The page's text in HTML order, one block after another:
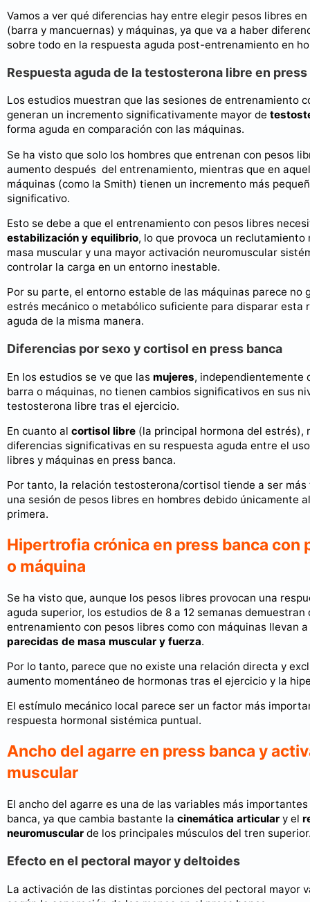
Vamos a ver qué diferencias hay entre elegir pesos libres
(barra y mancuernas) y máquinas, ya que va a haber
sobre todo en la respuesta aguda post-entrenamiento en
Respuesta aguda de la testosterona libre en press
Los estudios muestran que las sesiones de entrenamiento
generan un incremento significativamente mayor de
forma aguda en comparación con las máquinas.
Se ha visto que solo los hombres que entrenan con pesos
aumento después del entrenamiento, mientras que en
máquinas (como la Smith) tienen un incremento más
significativo.
Esto se debe a que el entrenamiento con pesos libres
estabilización y equilibrio, lo que provoca un reclutamiento
masa muscular y una mayor activación neuromuscular
controlar la carga en un entorno inestable.
Por su parte, el entorno estable de las máquinas parece no
estrés mecánico o metabólico suficiente para disparar esta
aguda de la misma manera.
Diferencias por sexo y cortisol en press banca
En los estudios se ve que las mujeres, independientemente
barra o máquinas, no tienen cambios significativos en sus
testosterona libre tras el ejercicio.
En cuanto al cortisol libre (la principal hormona del estrés),
diferencias significativas en su respuesta aguda entre el
libres y máquinas en press banca.
Por tanto, la relación testosterona/cortisol tiende a ser
una sesión de pesos libres en hombres debido únicamente
primera.
Hipertrofia crónica en press banca con
o máquina
Se ha visto que, aunque los pesos libres provocan una
aguda superior, los estudios de 8 a 12 semanas
entrenamiento con pesos libres como con máquinas llevan a
parecidas de masa muscular y fuerza.
Por lo tanto, parece que no existe una relación directa y
aumento momentáneo de hormonas tras el ejercicio y la
El estímulo mecánico local parece ser un factor más
respuesta hormonal sistémica puntual.
Ancho del agarre en press banca y
muscular
El ancho del agarre es una de las variables más
banca, ya que cambia bastante la cinemática articular y el
neuromuscular de los principales músculos del tren
Efecto en el pectoral mayor y deltoides
La activación de las distintas porciones del pectoral mayor